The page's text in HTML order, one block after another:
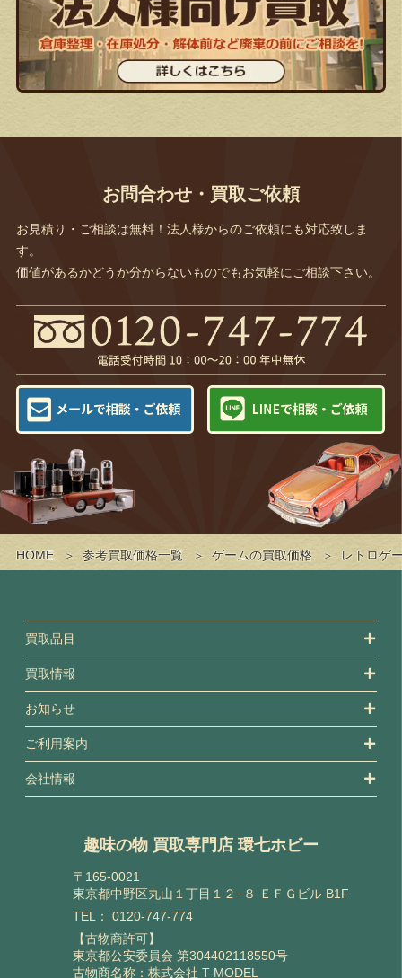
HOME 参考買取価格一覧 ゲームの買取価格 レトロゲ
お問合わせ・買取ご依頼
お見積り・ご相談は無料！法人様からのご依頼にも対応致しま
す。
価値があるかどうか分からないものでもお気軽にご相談下さい。
買取品目
買取情報
お知らせ
ご利用案内
会社情報
趣味の物 買取専門店 環七ホビー
〒165-0021
東京都中野区丸山１丁目１２−８ ＥＦＧビル B1F
TEL： 0120-747-774
【古物商許可】
東京都公安委員会 第304402118550号
古物商名称：株式会社 T-MODEL